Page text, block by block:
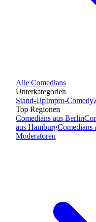
Alle Comedians
Unterkategorien
Stand-UpImpro-Comedy
Top Regionen
Comedians aus Berlin
aus HamburgComedians
Moderatoren